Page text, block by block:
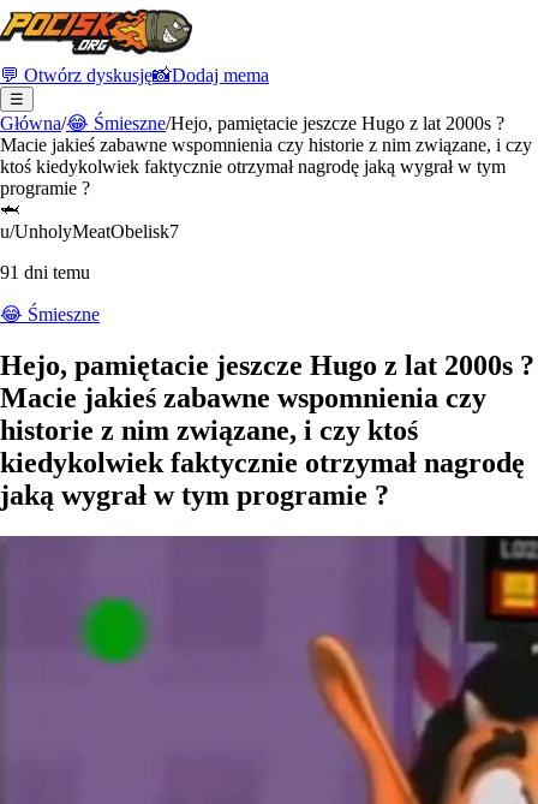
💬 Otwórz dyskusję📸Dodaj mema
☰
Główna/😂 Śmieszne/Hejo, pamiętacie jeszcze Hugo z lat 2000s ?
Macie jakieś zabawne wspomnienia czy historie z nim związane, i czy
ktoś kiedykolwiek faktycznie otrzymał nagrodę jaką wygrał w tym
programie ?
🦈
u/UnholyMeatObelisk7
91 dni temu
😂 Śmieszne
Hejo, pamiętacie jeszcze Hugo z lat 2000s ?
Macie jakieś zabawne wspomnienia czy
historie z nim związane, i czy ktoś
kiedykolwiek faktycznie otrzymał nagrodę
jaką wygrał w tym programie ?